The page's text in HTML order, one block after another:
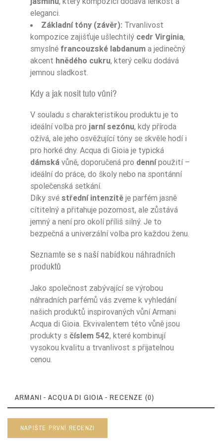
eleganci.
Základní tóny (závěr): Trvanlivost
kompozice zajišťuje ušlechtilý cedr Virginia,
smyslné francouzské labdanum a jedinečný
akcent hnědého cukru, který celku dodává
jemnou sladkost.
Kdy a jak nosit tuto vůni?
V souladu s charakteristikou produktu je to
ideální volba pro jarní sezónu, kdy příroda
ožívá, ale jeho osvěžující tóny se skvěle hodí i
pro horké dny. Acqua di Gioia je typická
dámská vůně, doporučená pro dennípoužití –
ideální do práce, do školy nebo na spontánní
společenská setkání.
Díky své střední intenzitě je parfém jasně
cítitelný a přitahuje pozornost, ale zůstává
jemný a není pro okolí příliš silný. Je to
bezpečná a univerzální volba pro každou ženu.
Seznamte se s naší nabídkou náhradních
produktů
Jako společnost zabývající se výrobou
náhradních parfémů vás zveme k vyhledání
našich produktů inspirovaných vůní Armani
Acqua di Gioia. Ekvivalentem této vůně jsou
produkty s číslem 542, které kombinují
vysokou kvalitu a trvanlivost s přijatelnou
cenou.
ARMANI - ACQUA DI GIOIA - RECENZE (0)
NAPIŠTE PRVNÍ RECENZI